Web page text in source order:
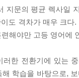
지문의 평균 렉사일
도 격차가 매우 크
해야만 고등 영어에
러한 전환기에 있는
학습을 바탕으로,